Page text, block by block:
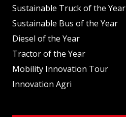
Sustainable Truck of the Year
Sustainable Bus of the Year
Diesel of the Year
Tractor of the Year
Mobility Innovation Tour
Innovation Agri